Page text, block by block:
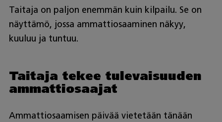
Taitaja on paljon enemmän kuin kilpailu. Se on
näyttämö, jossa ammattiosaaminen näkyy,
kuuluu ja tuntuu.
Taitaja tekee tulevaisuuden
ammattiosaajat
Ammattiosaamisen päivää vietetään tänään